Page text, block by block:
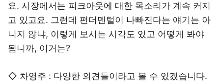
요. 시장에서는 피크아웃에 대한 목소리가 계속 커지
고 있고요. 그런데 펀더멘털이 나빠진다는 얘기는 아
니지 않냐, 이렇게 보시는 시각도 있고 어떻게 봐야
됩니까, 이거는?
◇ 차영주 : 다양한 의견들이라고 볼 수 있겠습니다.